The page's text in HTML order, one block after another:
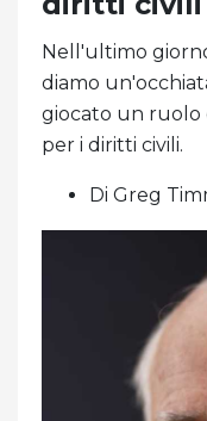
Nell'ultimo
diamo
giocato un ruolo
per i diritti civili.
Di Greg